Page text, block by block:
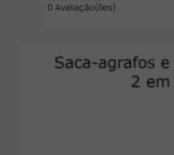
0 Avaliação(ões)